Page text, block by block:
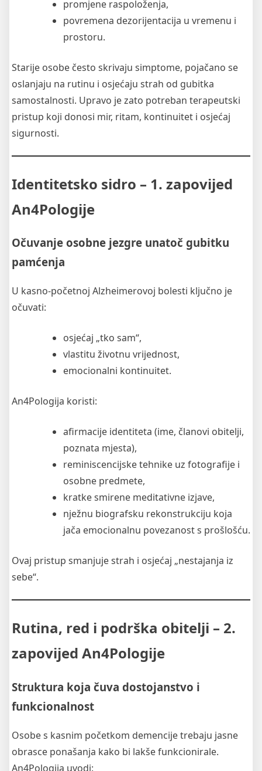
promjene raspoloženja,
povremena dezorijentacija u vremenu i
prostoru.
Starije osobe često skrivaju simptome, pojačano se
oslanjaju na rutinu i osjećaju strah od gubitka
samostalnosti. Upravo je zato potreban terapeutski
pristup koji donosi mir, ritam, kontinuitet i osjećaj
sigurnosti.
Identitetsko sidro – 1. zapovijed
An4Pologije
Očuvanje osobne jezgre unatoč gubitku
pamćenja
U kasno-početnoj Alzheimerovoj bolesti ključno je
očuvati:
osjećaj „tko sam“,
vlastitu životnu vrijednost,
emocionalni kontinuitet.
An4Pologija koristi:
afirmacije identiteta (ime, članovi obitelji,
poznata mjesta),
reminiscencijske tehnike uz fotografije i
osobne predmete,
kratke smirene meditativne izjave,
nježnu biografsku rekonstrukciju koja
jača emocionalnu povezanost s prošlošću.
Ovaj pristup smanjuje strah i osjećaj „nestajanja iz
sebe“.
Rutina, red i podrška obitelji – 2.
zapovijed An4Pologije
Struktura koja čuva dostojanstvo i
funkcionalnost
Osobe s kasnim početkom demencije trebaju jasne
obrasce ponašanja kako bi lakše funkcionirale.
An4Pologija uvodi: